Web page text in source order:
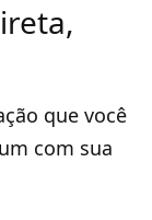
que você
com sua